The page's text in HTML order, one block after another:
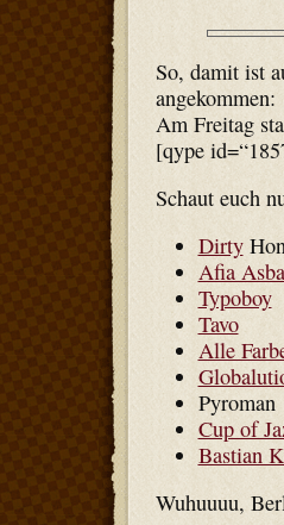
So, damit ist
angekommen:
Am Freitag
[qype
Schaut euch
Dirty
Afia
Typoboy
Tavo
Alle
Pyroman
Cup of
Bastian
Wuhuuuu,